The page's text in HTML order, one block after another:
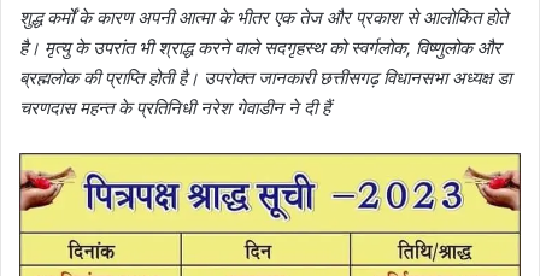
शुद्ध कर्मों के कारण अपनी आत्मा के भीतर एक तेज और प्रकाश से आलोकित होते
है। मृत्यु के उपरांत भी श्राद्ध करने वाले सदगृहस्थ को स्वर्गलोक, विष्णुलोक और
ब्रह्मलोक की प्राप्ति होती है। उपरोक्त जानकारी छत्तीसगढ़ विधानसभा अध्यक्ष डा
चरणदास महन्त के प्रतिनिधी नरेश गेवाडीन ने दी हैं